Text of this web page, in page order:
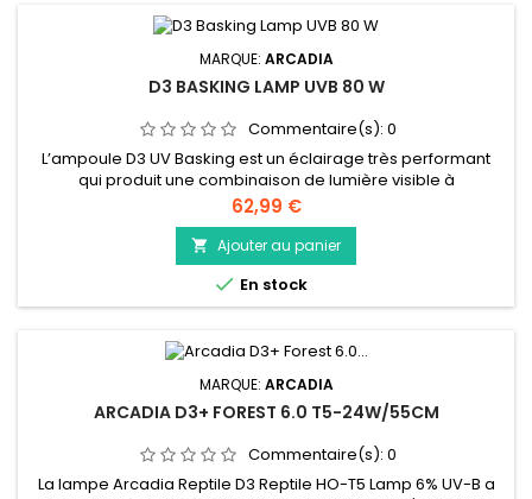
MARQUE: ARCADIA
D3 BASKING LAMP UVB 80 W
Commentaire(s): 0
L’ampoule D3 UV Basking est un éclairage très performant
qui produit une combinaison de lumière visible à
rayonnement UVB et UVA et de chaleur en une seule
ampoule. Spécialement conçue comme lampe de
réchauffement pour les plus grands vivariums qui ont
suffisamment de place pour permettre au reptile de rentrer
et sortir de la zone de réchauffement afin de...
Prix
62,99 €
 Ajouter au panier
 En stock
MARQUE: ARCADIA
ARCADIA D3+ FOREST 6.0 T5-24W/55CM
Commentaire(s): 0
La lampe Arcadia Reptile D3 Reptile HO-T5 Lamp 6% UV-B a